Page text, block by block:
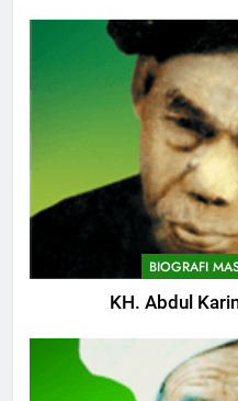
BIOGRAFI
KH. AbdulPOJOK
749